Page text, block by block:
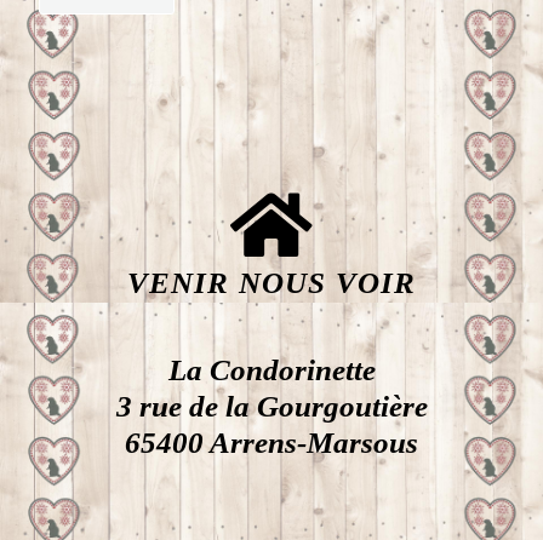
VENIR NOUS VOIR
La Condorinette
3 rue de la Gourgoutière
65400 Arrens-Marsous